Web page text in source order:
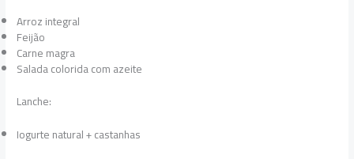
Arroz integral
Feijão
Carne magra
Salada colorida com azeite
Lanche:
Iogurte natural + castanhas